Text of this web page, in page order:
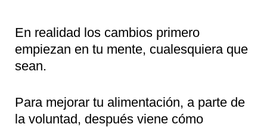
En realidad los cambios primero
empiezan en tu mente, cualesquiera que
sean.
Para mejorar tu alimentación, a parte de
la voluntad, después viene cómo